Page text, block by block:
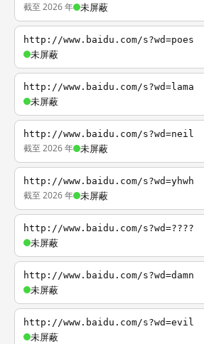
截至 2026 年 未屏蔽
http://www.baidu.com/s?wd=poes
未屏蔽
http://www.baidu.com/s?wd=lama
未屏蔽
http://www.baidu.com/s?wd=neil
截至 2026 年 未屏蔽
http://www.baidu.com/s?wd=yhwh
截至 2026 年 未屏蔽
http://www.baidu.com/s?wd=????
未屏蔽
http://www.baidu.com/s?wd=damn
未屏蔽
http://www.baidu.com/s?wd=evil
未屏蔽